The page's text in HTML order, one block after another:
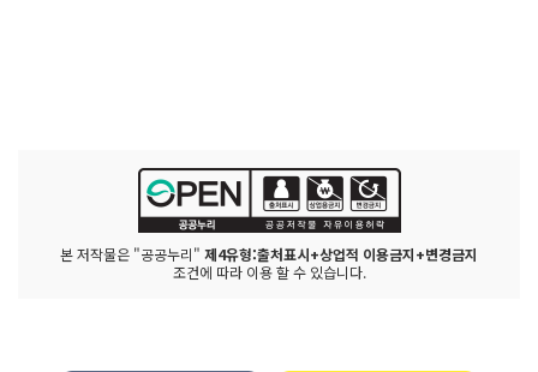
본 저작물은 "공공누리" 제4유형:출처표시+상업적 이용금지+변경금지
조건에 따라 이용 할 수 있습니다.